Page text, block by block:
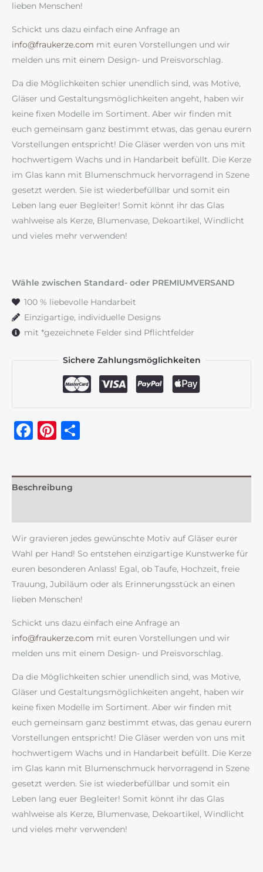
lieben Menschen!
Schickt uns dazu einfach eine Anfrage an
info@fraukerze.com mit euren Vorstellungen und wir
melden uns mit einem Design- und Preisvorschlag.
Da die Möglichkeiten schier unendlich sind, was Motive,
Gläser und Gestaltungsmöglichkeiten angeht, haben wir
keine fixen Modelle im Sortiment. Aber wir finden mit
euch gemeinsam ganz bestimmt etwas, das genau eurern
Vorstellungen entspricht! Die Gläser werden von uns mit
hochwertigem Wachs und in Handarbeit befüllt. Die Kerze
im Glas kann mit Blumenschmuck hervorragend in Szene
gesetzt werden. Sie ist wiederbefüllbar und somit ein
Leben lang euer Begleiter! Somit könnt ihr das Glas
wahlweise als Kerze, Blumenvase, Dekoartikel, Windlicht
und vieles mehr verwenden!
Wähle zwischen Standard- oder PREMIUMVERSAND
100 % liebevolle Handarbeit
Einzigartige, individuelle Designs
mit *gezeichnete Felder sind Pflichtfelder
Sichere Zahlungsmöglichkeiten
Facebook
Pinterest
Beschreibung
Wir gravieren jedes gewünschte Motiv auf Gläser eurer
Wahl per Hand! So entstehen einzigartige Kunstwerke für
euren besonderen Anlass! Egal, ob Taufe, Hochzeit, freie
Trauung, Jubiläum oder als Erinnerungsstück an einen
lieben Menschen!
Schickt uns dazu einfach eine Anfrage an
info@fraukerze.com mit euren Vorstellungen und wir
melden uns mit einem Design- und Preisvorschlag.
Da die Möglichkeiten schier unendlich sind, was Motive,
Gläser und Gestaltungsmöglichkeiten angeht, haben wir
keine fixen Modelle im Sortiment. Aber wir finden mit
euch gemeinsam ganz bestimmt etwas, das genau eurern
Vorstellungen entspricht! Die Gläser werden von uns mit
hochwertigem Wachs und in Handarbeit befüllt. Die Kerze
im Glas kann mit Blumenschmuck hervorragend in Szene
gesetzt werden. Sie ist wiederbefüllbar und somit ein
Leben lang euer Begleiter! Somit könnt ihr das Glas
wahlweise als Kerze, Blumenvase, Dekoartikel, Windlicht
und vieles mehr verwenden!